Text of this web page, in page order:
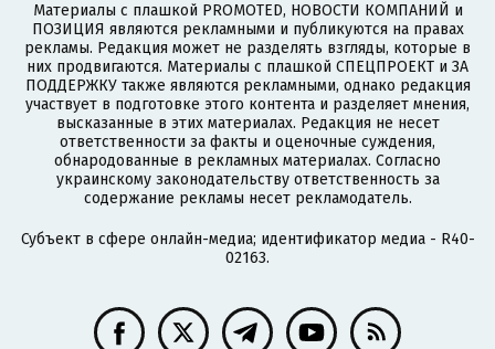
Материалы с плашкой PROMOTED, НОВОСТИ КОМПАНИЙ и
ПОЗИЦИЯ являются рекламными и публикуются на правах
рекламы. Редакция может не разделять взгляды, которые в
них продвигаются. Материалы с плашкой СПЕЦПРОЕКТ и ЗА
ПОДДЕРЖКУ также являются рекламными, однако редакция
участвует в подготовке этого контента и разделяет мнения,
высказанные в этих материалах. Редакция не несет
ответственности за факты и оценочные суждения,
обнародованные в рекламных материалах. Согласно
украинскому законодательству ответственность за
содержание рекламы несет рекламодатель.
Субъект в сфере онлайн-медиа; идентификатор медиа - R40-
02163.